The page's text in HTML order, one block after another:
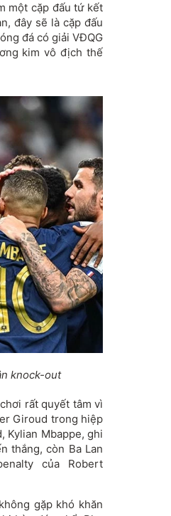
một cặp đấu tứ kết
đây sẽ là cặp đấu
đá có giải VĐQG
kim vô địch thế
knock-out
rất quyết tâm vì
Giroud trong hiệp
Kylian Mbappe, ghi
thắng, còn Ba Lan
của Robert
gặp khó khăn